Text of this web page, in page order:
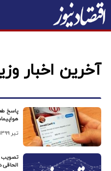
آخرین اخبار
پاسخ
۰۴ تیر ۱۳۹۹
تصویب